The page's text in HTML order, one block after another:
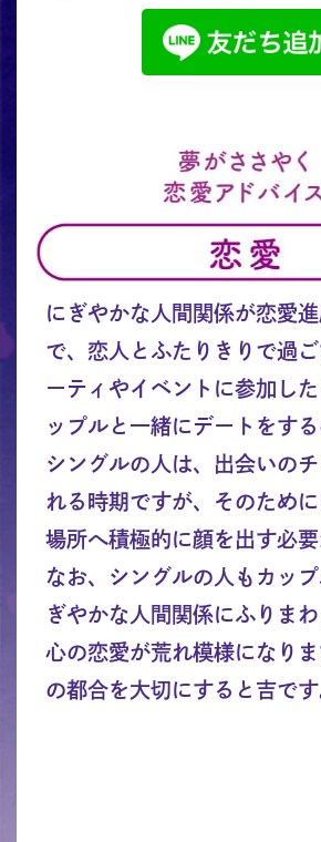
にぎやかな人間関係が恋愛
で、恋人とふたりきりで過
ーティやイベントに参加し
ップルと一緒にデートをする
シングルの人は、出会いの
れる時期ですが、そのため
場所へ積極的に顔を出す必要
なお、シングルの人もカッ
ぎやかな人間関係にふりま
心の恋愛が荒れ模様になり
の都合を大切にすると吉です